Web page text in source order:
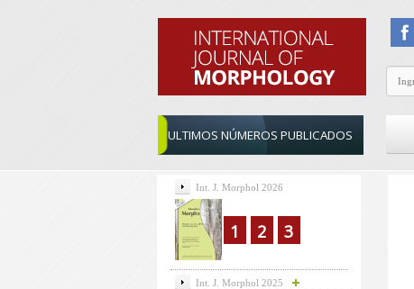
ULTIMOS NÚMEROS PUBLICADOS
Int. J. Morphol 2026
1 2 3
Int. J. Morphol 2025